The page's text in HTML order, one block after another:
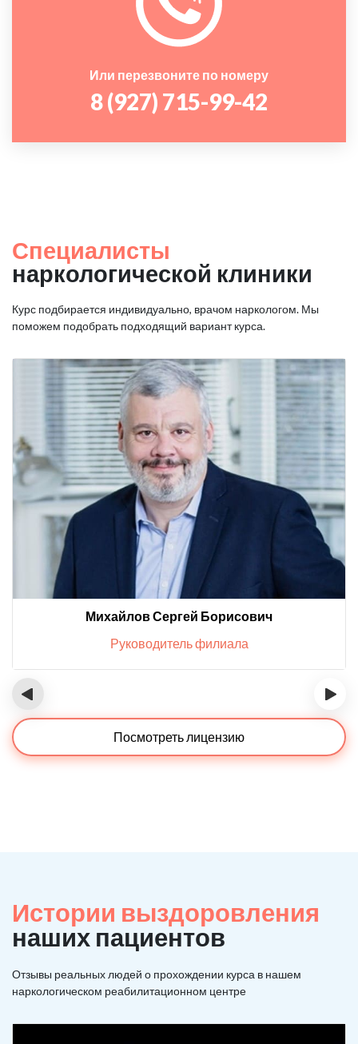
Или перезвоните по номеру
8 (927) 715-99-42
Специалисты
наркологической клиники
Курс подбирается индивидуально, врачом наркологом. Мы
поможем подобрать подходящий вариант курса.
Михайлов Сергей Борисович
Руководитель филиала
‹ ›
Посмотреть лицензию
Истории выздоровления
наших пациентов
Отзывы реальных людей о прохождении курса в нашем
наркологическом реабилитационном центре